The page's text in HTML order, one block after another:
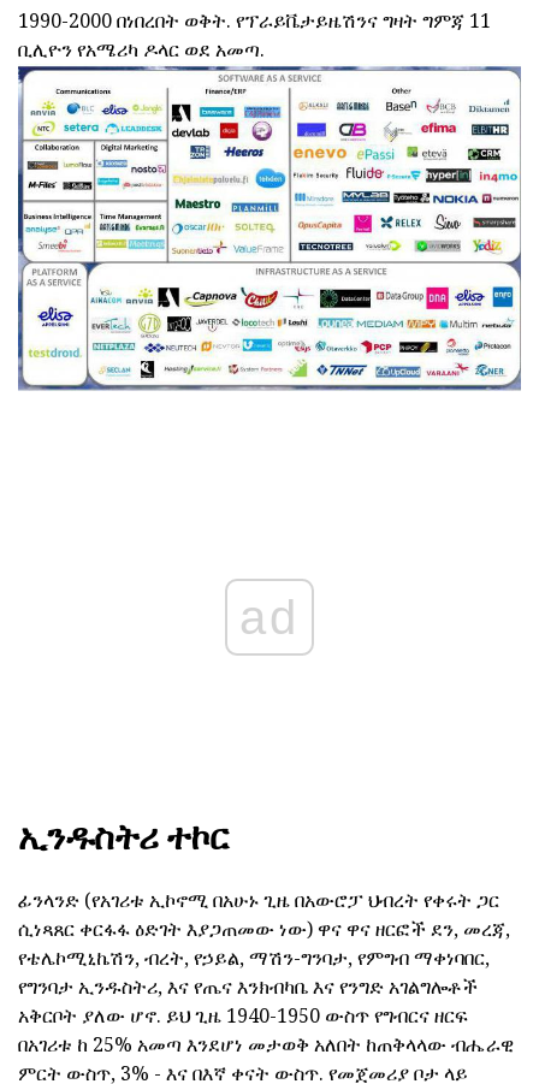
1990-2000 በነበረበት ወቅት. የፕራይቬታይዜሽንና ግዛት ግምጃ 11
ቢሊዮን የአሜሪካ ዶላር ወደ አመጣ.
ad
ኢንዱስትሪ ተኮር
ፊንላንድ (የአገሪቱ ኢኮኖሚ በአሁኑ ጊዜ በአውሮፓ ህብረት የቀሩት ጋር
ሲነጻጸር ቀርፋፋ ዕድገት እያጋጠመው ነው) ዋና ዋና ዘርፎች ደን, መረጃ,
የቴሌኮሚኒኬሽን, ብረት, የኃይል, ማሽን-ግንባታ, የምግብ ማቀነባበር,
የግንባታ ኢንዱስትሪ, እና የጤና እንክብካቤ እና የንግድ አገልግሎቶች
አቅርቦት ያለው ሆኖ. ይህ ጊዜ 1940-1950 ውስጥ የግብርና ዘርፍ
በአገሪቱ ከ 25% አመጣ እንደሆነ መታወቅ አለበት ከጠቅላላው ብሔራዊ
ምርት ውስጥ, 3% - እና በእኛ ቀናት ውስጥ. የመጀመሪያ ቦታ ላይ